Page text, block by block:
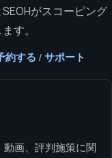
がスコーピング
す。
約する / サポート
画、評判施策に関